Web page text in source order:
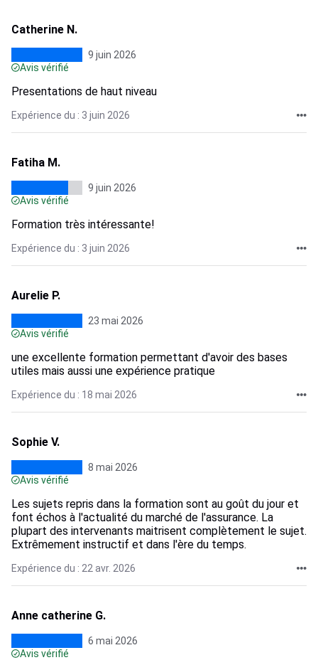
Catherine N.
9 juin 2026
Avis vérifié
Presentations de haut niveau
Expérience du : 3 juin 2026
Fatiha M.
9 juin 2026
Avis vérifié
Formation très intéressante!
Expérience du : 3 juin 2026
Aurelie P.
23 mai 2026
Avis vérifié
une excellente formation permettant d'avoir des bases
utiles mais aussi une expérience pratique
Expérience du : 18 mai 2026
Sophie V.
8 mai 2026
Avis vérifié
Les sujets repris dans la formation sont au goût du jour et
font échos à l'actualité du marché de l'assurance. La
plupart des intervenants maitrisent complètement le sujet.
Extrêmement instructif et dans l'ère du temps.
Expérience du : 22 avr. 2026
Anne catherine G.
6 mai 2026
Avis vérifié